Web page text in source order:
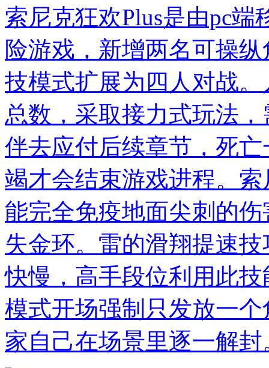
索尼克狂欢Plus是由pc
险游戏，新增两名可操
技模式扩展为四人对战
总数，采取接力式玩法
伴去应付后续章节，死
竭才会结束游戏进程。
能完全免疫地面尖刺的
失金环。雷的滑翔提速
快慢，高手段位利用此
模式开场强制只发放一
家自己在场景里逐一解封